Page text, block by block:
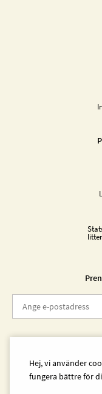
Hej, vi använder
fungera bättre för